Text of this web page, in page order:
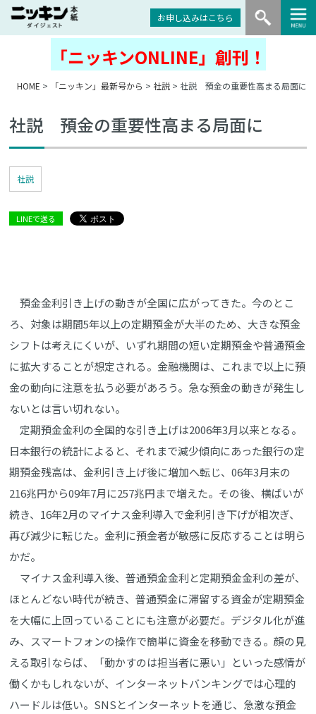
お申し込みはこちら
「ニッキンONLINE」創刊！
HOME > 「ニッキン」最新号から > 社説> 社説 預金の重要性高まる局面に
社説 預金の重要性高まる局面に
社説
LINEで送る
預金金利引き上げの動きが全国に広がってきた。今のとこ
ろ、対象は期間5年以上の定期預金が大半のため、大きな預金
シフトは考えにくいが、いずれ期間の短い定期預金や普通預金
に拡大することが想定される。金融機関は、これまで以上に預
金の動向に注意を払う必要があろう。急な預金の動きが発生し
ないとは言い切れない。
定期預金金利の全国的な引き上げは2006年3月以来となる。
日本銀行の統計によると、それまで減少傾向にあった銀行の定
期預金残高は、金利引き上げ後に増加へ転じ、06年3月末の
216兆円から09年7月に257兆円まで増えた。その後、横ばいが
続き、16年2月のマイナス金利導入で金利引き下げが相次ぎ、
再び減少に転じた。金利に預金者が敏感に反応することは明ら
かだ。
マイナス金利導入後、普通預金金利と定期預金金利の差が、
ほとんどない時代が続き、普通預金に滞留する資金が定期預金
を大幅に上回っていることにも注意が必要だ。デジタル化が進
み、スマートフォンの操作で簡単に資金を移動できる。顔の見
える取引ならば、「動かすのは担当者に悪い」といった感情が
働くかもしれないが、インターネットバンキングでは心理的
ハードルは低い。SNSとインターネットを通じ、急激な預金